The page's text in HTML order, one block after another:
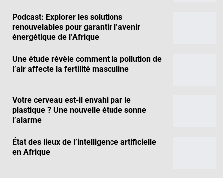
Podcast: Explorer les solutions
renouvelables pour garantir l’avenir
énergétique de l’Afrique
Une étude révèle comment la pollution de
l’air affecte la fertilité masculine
Votre cerveau est-il envahi par le
plastique ? Une nouvelle étude sonne
l’alarme
État des lieux de l’intelligence artificielle
en Afrique